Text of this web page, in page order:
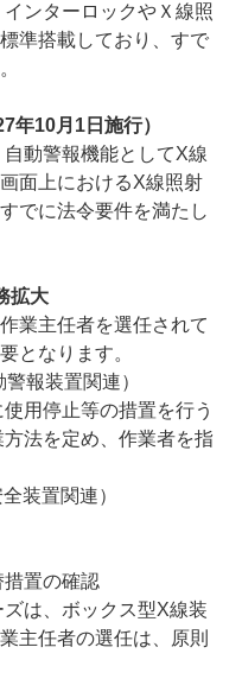
ンターロックやＸ線照
準搭載しており、すで
年10月1日施行）
動警報機能としてX線
面上におけるX線照射
でに法令要件を満たし
拡大
業主任者を選任されて
となります。
報装置関連）
停止等の措置を行う
法を定め、作業者を指
置関連）
置の確認
は、ボックス型X線装
主任者の選任は、原則